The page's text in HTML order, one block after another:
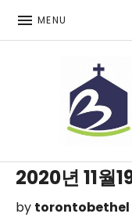
MENU
2020년 11월
by torontobethel